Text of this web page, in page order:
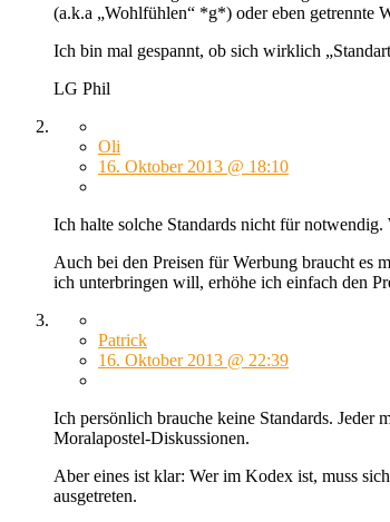
(a.k.a „Wohlfühlen“ *g*) oder eben getrennte
Ich bin mal gespannt, ob sich wirklich
LG Phil
Oli
16. Oktober 2013 @ 18:10
Ich halte solche Standards nicht für
Auch bei den Preisen für Werbung braucht es
ich unterbringen will, erhöhe ich einfach den
Patrick
16. Oktober 2013 @ 22:39
Ich persönlich brauche keine Standards. Jeder
Moralapostel-Diskussionen.
Aber eines ist klar: Wer im Kodex ist, muss
ausgetreten.